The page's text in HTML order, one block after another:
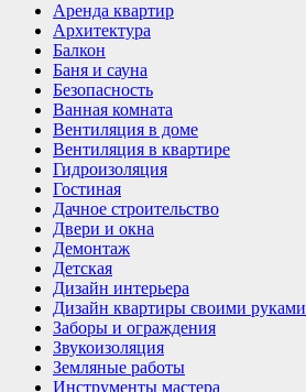
Аренда квартир
Архитектура
Балкон
Баня и сауна
Безопасность
Ванная комната
Вентиляция в доме
Вентиляция в квартире
Гидроизоляция
Гостиная
Дачное строительство
Двери и окна
Демонтаж
Детская
Дизайн интерьера
Дизайн квартиры своими руками
Заборы и ограждения
Звукоизоляция
Земляные работы
Инструменты мастера